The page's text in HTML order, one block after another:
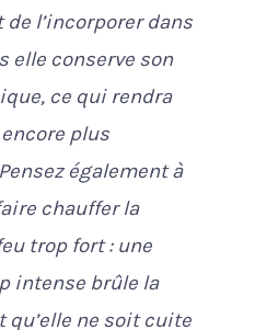
l’incorporer dans
elle conserve son
ce qui rendra
plus
également à
chauffer la
trop fort : une
intense brûle la
qu’elle ne soit cuite